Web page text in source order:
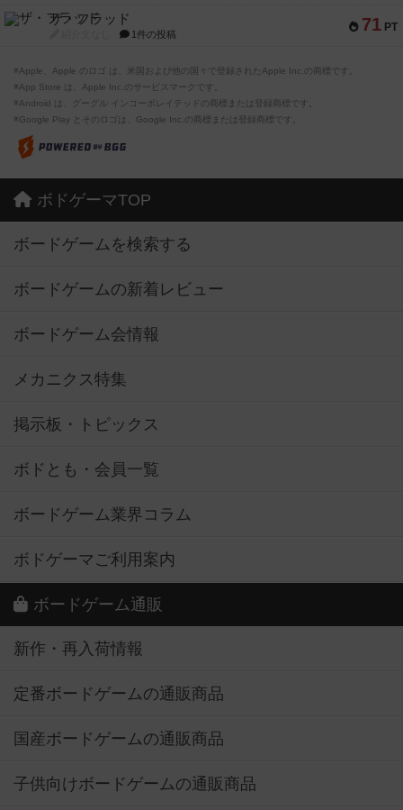
71 PT
ザ・フラッド
1件の投稿
※Apple、Apple のロゴ は、米国および他の国々で登録されたApple Inc.の商標です。
※App Store は、Apple Inc.のサービスマークです。
※Android は、グーグル インコーポレイテッドの商標または登録商標です。
※Google Play とそのロゴは、Google Inc.の商標または登録商標です。
ボドゲーマTOP
ボードゲームを検索する
ボードゲームの新着レビュー
ボードゲーム会情報
メカニクス特集
掲示板・トピックス
ボドとも・会員一覧
ボードゲーム業界コラム
ボドゲーマご利用案内
ボードゲーム通販
新作・再入荷情報
定番ボードゲームの通販商品
国産ボードゲームの通販商品
子供向けボードゲームの通販商品